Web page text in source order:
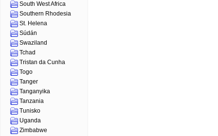
South West Africa
Southern Rhodesia
St. Helena
Súdán
Swaziland
Tchad
Tristan da Cunha
Togo
Tanger
Tanganyika
Tanzania
Tunisko
Uganda
Zimbabwe